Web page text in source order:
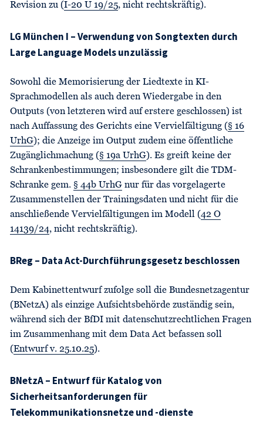
Revision zu (I-20 U 19/25, nicht rechtskräftig).
LG München I – Verwendung von Songtexten durch
Large Language Models unzulässig
Sowohl die Memorisierung der Liedtexte in KI-
Sprachmodellen als auch deren Wiedergabe in den
Outputs (von letzteren wird auf erstere geschlossen) ist
nach Auffassung des Gerichts eine Vervielfältigung (§ 16
UrhG); die Anzeige im Output zudem eine öffentliche
Zugänglichmachung (§ 19a UrhG). Es greift keine der
Schrankenbestimmungen; insbesondere gilt die TDM-
Schranke gem. § 44b UrhG nur für das vorgelagerte
Zusammenstellen der Trainingsdaten und nicht für die
anschließende Vervielfältigungen im Modell (42 O
14139/24, nicht rechtskräftig).
BReg – Data Act-Durchführungsgesetz beschlossen
Dem Kabinettentwurf zufolge soll die Bundesnetzagentur
(BNetzA) als einzige Aufsichtsbehörde zuständig sein,
während sich der BfDI mit datenschutzrechtlichen Fragen
im Zusammenhang mit dem Data Act befassen soll
(Entwurf v. 25.10.25).
BNetzA – Entwurf für Katalog von
Sicherheitsanforderungen für
Telekommunikationsnetze und -dienste